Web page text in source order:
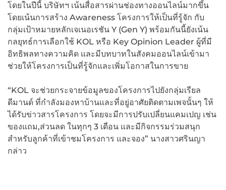
โดยในปีนี้ บริษัทฯ เน้นสื่อสารผ่านช่องทางออนไลน์มากขึ้น
โดยเน้นการสร้าง Awareness โครงการให้เป็นที่รู้จัก กับ
กลุ่มเป้าหมายหลักเจเนอเรชัน Y (Gen Y) พร้อมกันนี้ยังเน้น
กลยุทธ์การเลือกใช้ KOL หรือ Key Opinion Leader ผู้ที่มี
อิทธิพลทางความคิด และมีบทบาทในสังคมออนไลน์เข้ามา
ช่วยให้โครงการเป็นที่รู้จักและเพิ่มโอกาสในการขาย
“KOL จะช่วยกระจายข้อมูลของโครงการไปยังกลุ่มเรียล
ดีมานด์ ที่กำลังมองหาบ้านและที่อยู่อาศัยติดตามเพจนั้นๆ ให้
ได้รับข่าวสารโครงการ โดยจะมีการปรับเปลี่ยนแคมเปญ เช่น
ของแถม,ส่วนลด ในทุกๆ 3 เดือน และมีกิจกรรมร่วมสนุก
สำหรับลูกค้าที่เข้าชมโครงการ และจอง” นางสาวศรินญา
กล่าว